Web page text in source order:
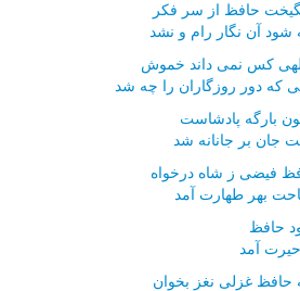
حافظ از سر فکر
آن نگار رام و نشد
کس نمی داند خموش
که دور روزگاران را چه شد
بارگه پادشاست
جان بر جانانه شد
فیضی ز شاه درخواه
بهر طهارت آمد
حافظ
آمد
حافظ غزلی نغز بخوان